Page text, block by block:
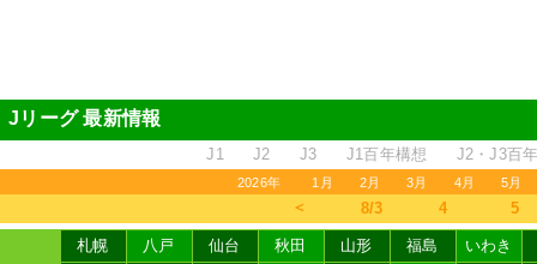
Jリーグ 最新情報
J1 J2 J3 J1百年構想 J2・J3百
2026年 1月 2月 3月 4月 5月
＜ 8/3 4 5
札幌 八戸 仙台 秋田 山形 福島
いわき